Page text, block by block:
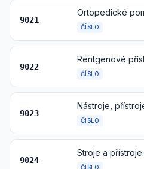
9021
ČÍSLO
9022
ČÍSLO
9023
ČÍSLO
9024
ČÍSLO